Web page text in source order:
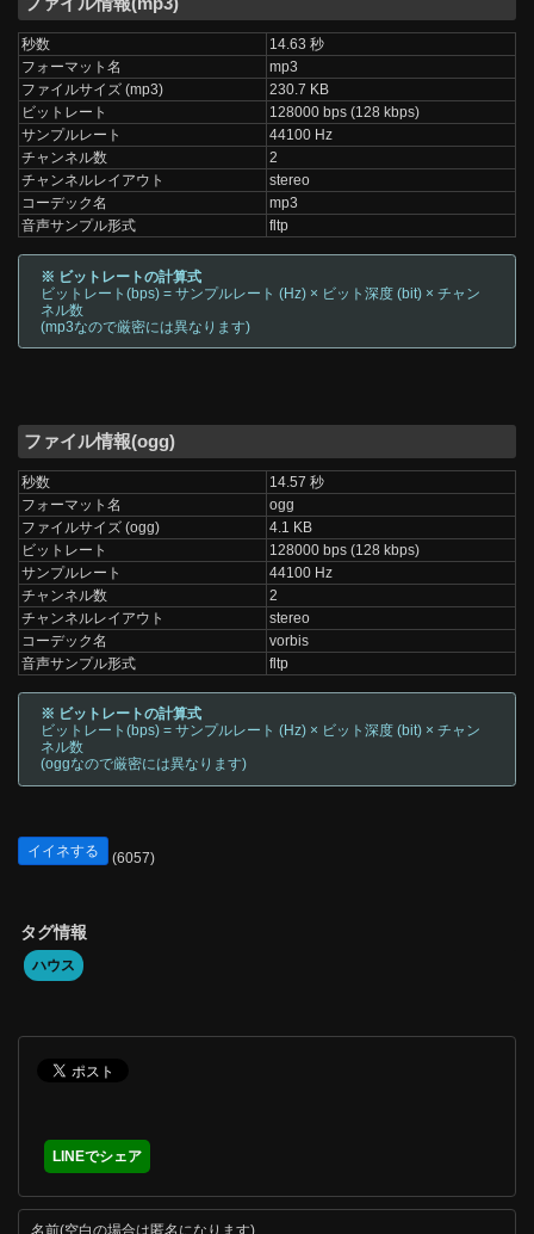
秒数
14.63 秒
フォーマット名
mp3
ファイルサイズ (mp3)
230.7 KB
ビットレート
128000 bps (128 kbps)
サンプルレート
44100 Hz
チャンネル数
2
チャンネルレイアウト
stereo
コーデック名
mp3
音声サンプル形式
fltp
※ ビットレートの計算式
ビットレート(bps) = サンプルレート (Hz) × ビット深度 (bit) × チャン
ネル数
(mp3なので厳密には異なります)
ファイル情報(ogg)
秒数
14.57 秒
フォーマット名
ogg
ファイルサイズ (ogg)
4.1 KB
ビットレート
128000 bps (128 kbps)
サンプルレート
44100 Hz
チャンネル数
2
チャンネルレイアウト
stereo
コーデック名
vorbis
音声サンプル形式
fltp
※ ビットレートの計算式
ビットレート(bps) = サンプルレート (Hz) × ビット深度 (bit) × チャン
ネル数
(oggなので厳密には異なります)
イイネする (6057)
タグ情報
ハウス
LINEでシェア
名前(空白の場合は匿名になります)